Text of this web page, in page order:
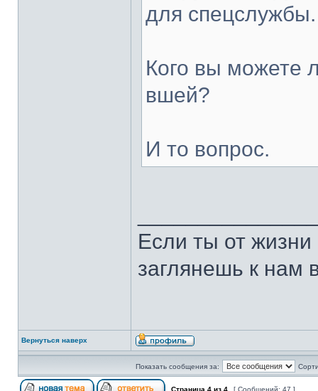
для спецслужбы.
Кого вы можете
вшей?
И то вопрос.
Если ты от
заглянешь к нам
Вернуться наверх
Показать сообщения за:
Страница 4 из 4 [ Сообщений: 47 ]